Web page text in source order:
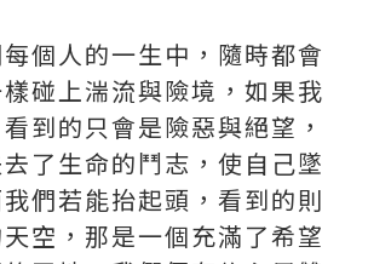
個人的一生中，隨時都會
碰上湍流與險境，如果我
到的只會是險惡與絕望，
了生命的鬥志，使自己墜
們若能抬起頭，看到的則
空，那是一個充滿了希望